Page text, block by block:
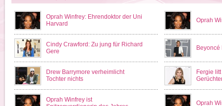
Oprah Winfrey: Ehrendoktor der Uni
Harvard
Oprah
Cindy Crawford: Zu jung für Richard
Gere
Beyoncé
Drew Barrymore verheimlicht
Tochter nichts
Fergie
Oprah Winfrey ist
Oprah